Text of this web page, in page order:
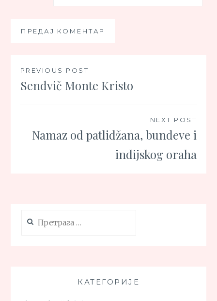
Кретање
чланка
PREVIOUS POST
Sendvič Monte Kristo
NEXT POST
Namaz od patlidžana, bundeve i
indijskog oraha
за:
КАТЕГОРИЈЕ